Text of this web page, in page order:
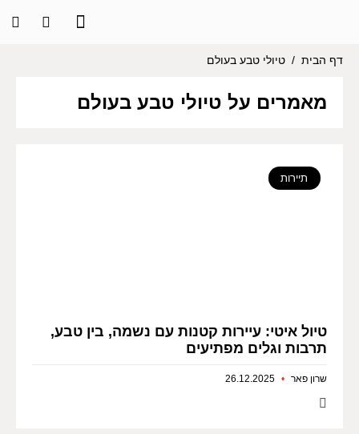
דף הבית / טיולי טבע בעולם
מאמרים על טיולי טבע בעולם
תיירות
טיול איטי: עיירות קטנות עם נשמה, בין טבע,
תרבות וגלים מפתיעים
שרון פאר